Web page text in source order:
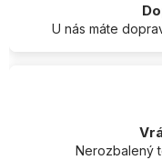
U nás máte
Nerozbalený